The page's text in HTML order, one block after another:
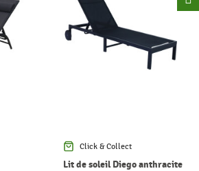
Click & Collect
Lit de soleil Diego anthracite